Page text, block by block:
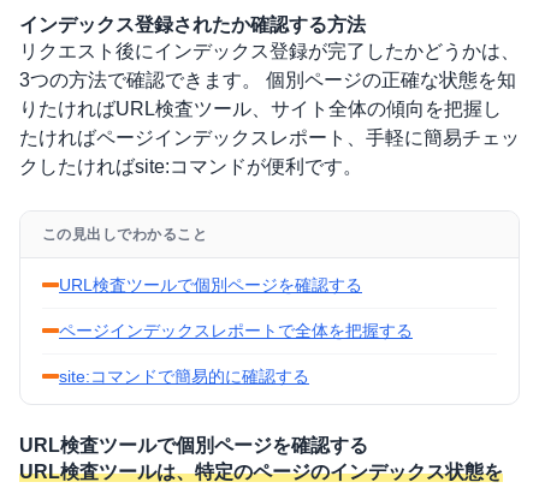
インデックス登録されたか確認する方法
リクエスト後にインデックス登録が完了したかどうかは、
3つの方法で確認できます。 個別ページの正確な状態を知
りたければURL検査ツール、サイト全体の傾向を把握し
たければページインデックスレポート、手軽に簡易チェッ
クしたければsite:コマンドが便利です。
この見出しでわかること
URL検査ツールで個別ページを確認する
ページインデックスレポートで全体を把握する
site:コマンドで簡易的に確認する
URL検査ツールで個別ページを確認する
URL検査ツールは、特定のページのインデックス状態を